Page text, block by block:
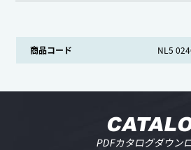
商品コード NL5
PDFカタログダウン